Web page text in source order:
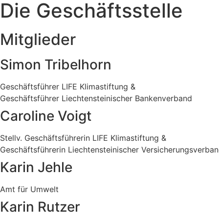
Die Geschäftsstelle
Mitglieder
Simon Tribelhorn
Geschäftsführer LIFE Klimastiftung &
Geschäftsführer Liechtensteinischer Bankenverband
Caroline Voigt
Stellv. Geschäftsführerin LIFE Klimastiftung &
Geschäftsführerin Liechtensteinischer
Karin Jehle
Amt für Umwelt
Karin Rutzer